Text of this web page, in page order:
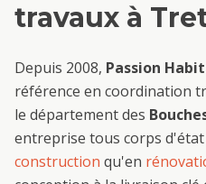
travaux à
Depuis 2008, Passion
référence en coordination
le département des
entreprise tous corps
construction qu'en